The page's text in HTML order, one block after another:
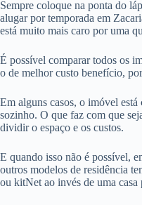
Sempre coloque na ponta do
alugar por temporada em
está muito mais caro por uma
É possível comparar todos os
o de melhor custo benefício,
Em alguns casos, o imóvel
sozinho. O que faz com que
dividir o espaço e os custos.
E quando isso não é possível,
outros modelos de residência
ou kitNet ao invés de uma casa